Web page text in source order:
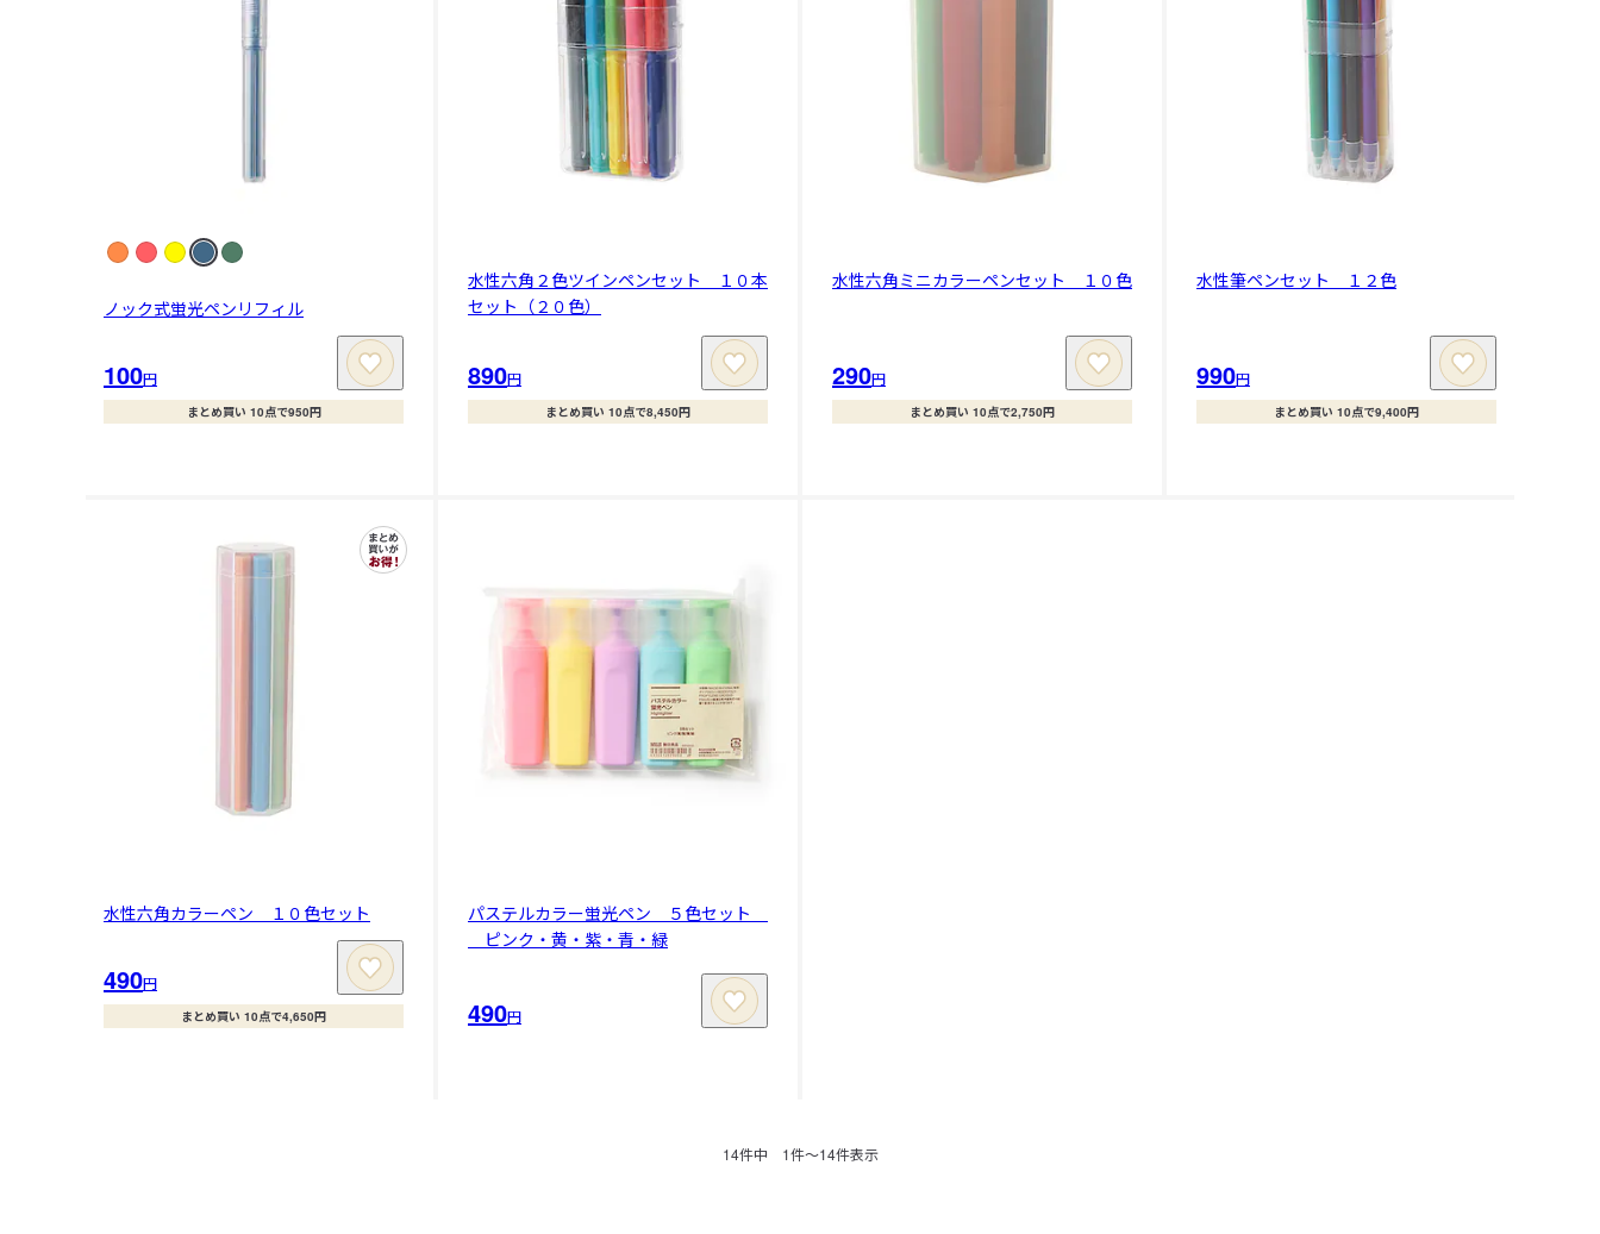
ノック式蛍光ペンリフィル
100円
まとめ買い 10点で950円
水性六角２色ツインペンセット １０本
セット（２０色）
890円
まとめ買い 10点で8,450円
水性六角ミニカラーペンセット １０色
290円
まとめ買い 10点で2,750円
水性筆ペンセット １２色
990円
まとめ買い 10点で9,400円
水性六角カラーペン １０色セット
490円
まとめ買い 10点で4,650円
パステルカラー蛍光ペン ５色セット
ピンク・黄・紫・青・緑
490円
14件中 1件〜14件表示